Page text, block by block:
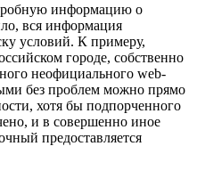
информацию о
вся информация
условий. К примеру,
городе, собственно
неофициального web-
без проблем можно прямо
хотя бы подпорченного
и в совершенно иное
предоставляется